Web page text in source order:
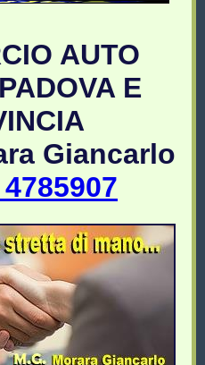
AUTO
E
Giancarlo